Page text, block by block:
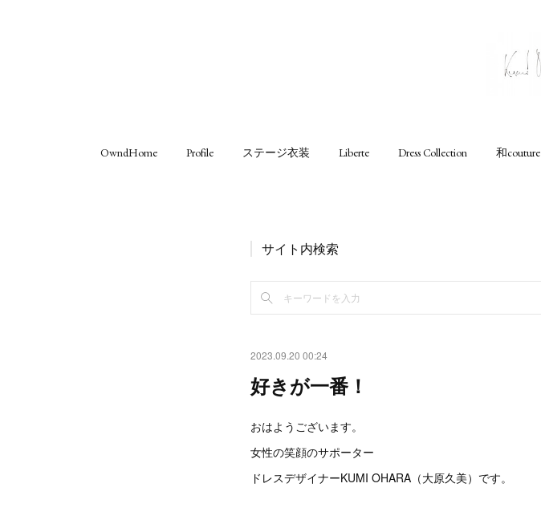
OwndHome Profile ステージ衣装 Liberte Dress Collection 和couture
サイト内検索
2023.09.20 00:24
好きが一番！
おはようございます。
女性の笑顔のサポーター
ドレスデザイナーKUMI OHARA（大原久美）です。